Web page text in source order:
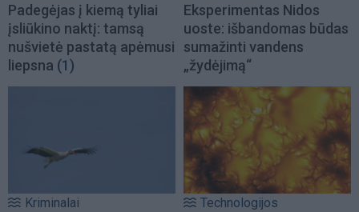
Padegėjas į kiemą tyliai
įsliūkino naktį: tamsą
nušvietė pastatą apėmusi
liepsna (1)
Eksperimentas Nidos
uoste: išbandomas būdas
sumažinti vandens
„žydėjimą“
Kriminalai Technologijos